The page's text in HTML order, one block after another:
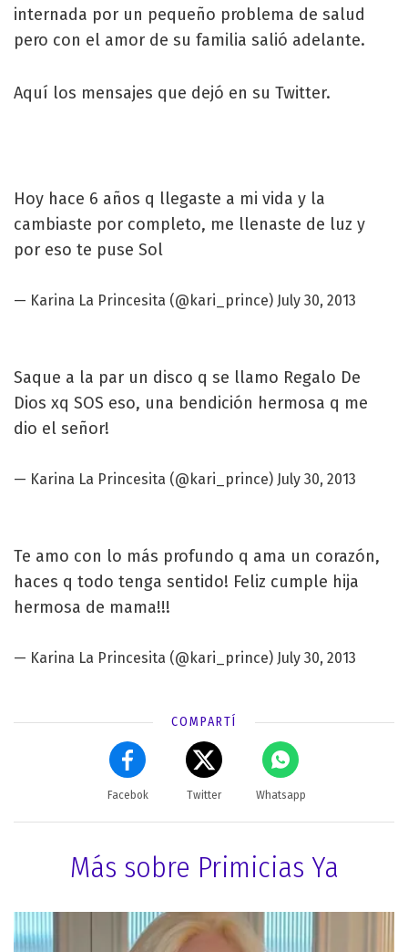
internada por un pequeño problema de salud
pero con el amor de su familia salió adelante.
Aquí los mensajes que dejó en su Twitter.
Hoy hace 6 años q llegaste a mi vida y la
cambiaste por completo, me llenaste de luz y
por eso te puse Sol
— Karina La Princesita (@kari_prince) July 30, 2013
Saque a la par un disco q se llamo Regalo De
Dios xq SOS eso, una bendición hermosa q me
dio el señor!
— Karina La Princesita (@kari_prince) July 30, 2013
Te amo con lo más profundo q ama un corazón,
haces q todo tenga sentido! Feliz cumple hija
hermosa de mama!!!
— Karina La Princesita (@kari_prince) July 30, 2013
COMPARTÍ
Facebok Twitter Whatsapp
Más sobre Primicias Ya